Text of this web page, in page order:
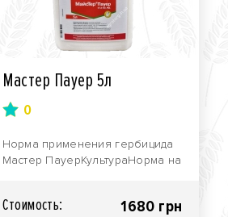
Мастер Пауер 5л
0
Норма применения гербицида
Мастер ПауерКультураНорма на
Стоимость: 1680 грн